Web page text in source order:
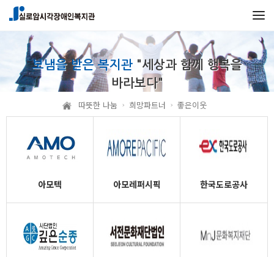
본문 바로가기
메인메뉴 바로가기
보냄을 받은 복지관"세상과 함께 행복을
바라보다"
따뜻한 나눔 희망파트너 좋은이웃
아모텍 아모레퍼시픽 한국도로공사